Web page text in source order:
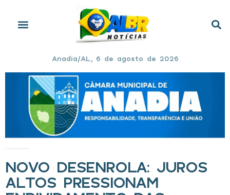
Anadia/AL, 6 de agosto de 2026
NOVO DESENROLA: JUROS
ALTOS PRESSIONAM